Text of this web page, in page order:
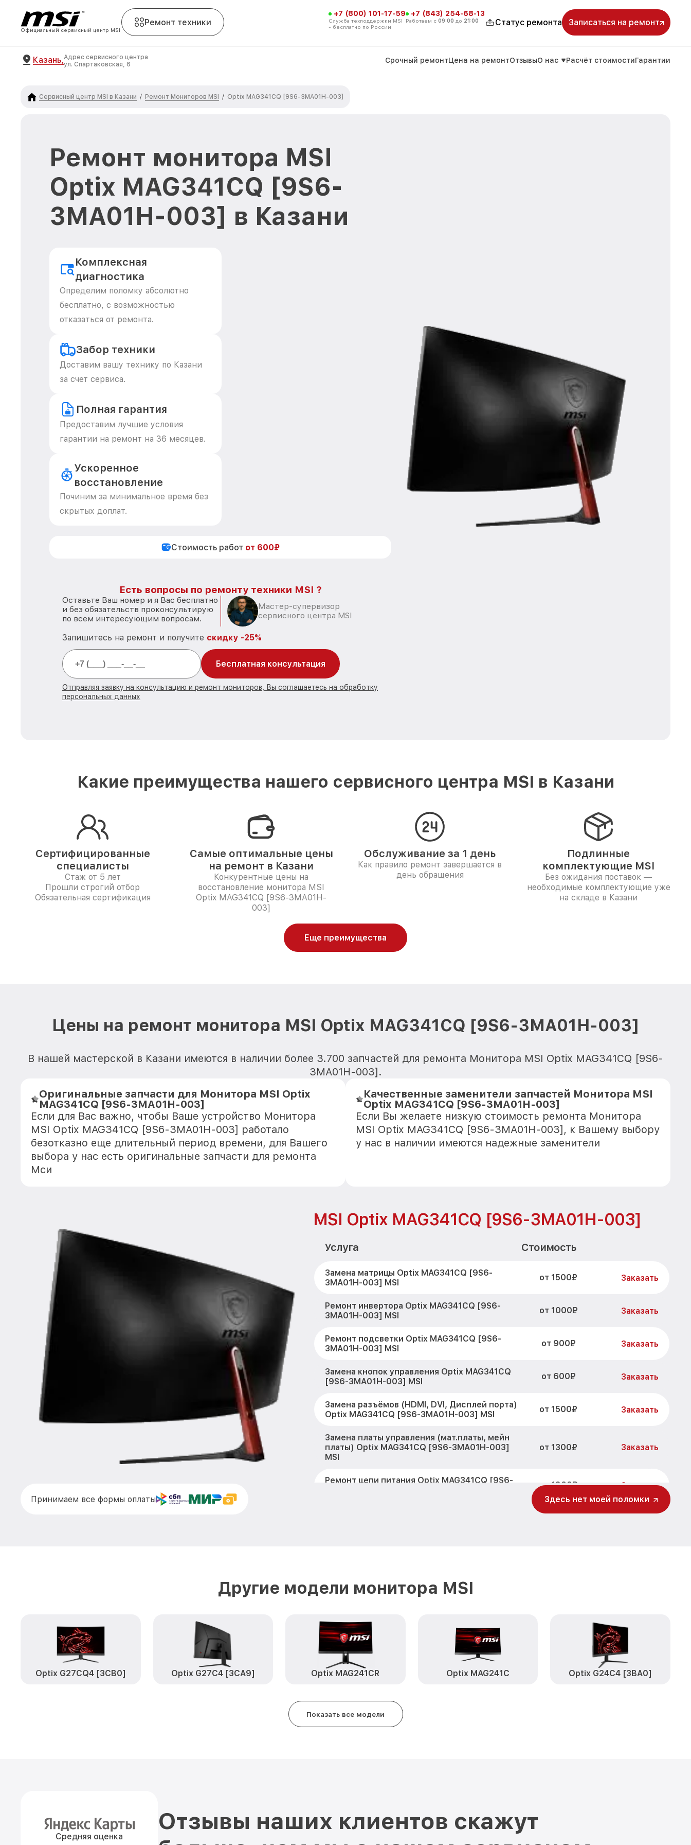
Официальный сервисный центр MSI
Ремонт техники
+7 (800) 101-17-59
Служба техподдержки MSI
- бесплатно по России
+7 (843) 254-68-13
Работаем с 09:00 до 21:00 Статус ремонта Записаться на ремонт
Казань,Адрес сервисного центра
ул. Спартаковская, 6
Срочный ремонтЦена на ремонтОтзывыО нас Расчёт стоимостиГарантии
Сервисный центр MSI в Казани / Ремонт Мониторов MSI / Optix MAG341CQ [9S6-3MA01H-003]
Ремонт монитора MSI
Optix MAG341CQ [9S6-
3MA01H-003] в Казани
Комплексная
диагностика
Определим поломку абсолютно
бесплатно, с возможностью
отказаться от ремонта.
Забор техники
Доставим вашу технику по Казани
за счет сервиса.
Полная гарантия
Предоставим лучшие условия
гарантии на ремонт на 36 месяцев.
Ускоренное
восстановление
Починим за минимальное время без
скрытых доплат.
Стоимость работ от 600₽
Есть вопросы по ремонту техники MSI ?
Оставьте Ваш номер и я Вас бесплатно
и без обязательств проконсультирую
по всем интересующим вопросам.
Мастер-супервизор
сервисного центра MSI
Запишитесь на ремонт и получите скидку -25%
Бесплатная консультация
Отправляя заявку на консультацию и ремонт мониторов, Вы соглашаетесь на обработку
персональных данных
Какие преимущества нашего сервисного центра MSI в Казани
Сертифицированные
специалисты
Стаж от 5 лет
Прошли строгий отбор
Обязательная сертификация
Самые оптимальные цены
на ремонт в Казани
Конкурентные цены на
восстановление монитора MSI
Optix MAG341CQ [9S6-3MA01H-
003]
Обслуживание за 1 день
Как правило ремонт завершается в
день обращения
Подлинные
комплектующие MSI
Без ожидания поставок —
необходимые комплектующие уже
на складе в Казани
Еще преимущества
Цены на ремонт монитора MSI Optix MAG341CQ [9S6-3MA01H-003]
В нашей мастерской в Казани имеются в наличии более 3.700 запчастей для ремонта Монитора MSI Optix MAG341CQ [9S6-
3MA01H-003].
Оригинальные запчасти для Монитора MSI Optix
MAG341CQ [9S6-3MA01H-003]
Если для Вас важно, чтобы Ваше устройство Монитора
MSI Optix MAG341CQ [9S6-3MA01H-003] работало
безотказно еще длительный период времени, для Вашего
выбора у нас есть оригинальные запчасти для ремонта
Мси
Качественные заменители запчастей Монитора MSI
Optix MAG341CQ [9S6-3MA01H-003]
Если Вы желаете низкую стоимость ремонта Монитора
MSI Optix MAG341CQ [9S6-3MA01H-003], к Вашему выбору
у нас в наличии имеются надежные заменители
MSI Optix MAG341CQ [9S6-3MA01H-003]
Услуга Стоимость
Замена матрицы Optix MAG341CQ [9S6-
3MA01H-003] MSI
от 1500₽ Заказать
Ремонт инвертора Optix MAG341CQ [9S6-
3MA01H-003] MSI
от 1000₽ Заказать
Ремонт подсветки Optix MAG341CQ [9S6-
3MA01H-003] MSI
от 900₽ Заказать
Замена кнопок управления Optix MAG341CQ
[9S6-3MA01H-003] MSI
от 600₽ Заказать
Замена разъёмов (HDMI, DVI, Дисплей порта)
Optix MAG341CQ [9S6-3MA01H-003] MSI
от 1500₽ Заказать
Замена платы управления (мат.платы, мейн
платы) Optix MAG341CQ [9S6-3MA01H-003]
MSI
от 1300₽ Заказать
Ремонт цепи питания Optix MAG341CQ [9S6-
от 1800₽ Заказать
Ремонт блока управления Optix MAG341CQ
[9S6-3MA01H-003] MSI
3MA01H-003] MSI
Замена электронных компонентов Optix
MAG341CQ [9S6-3MA01H-003] MSI
Заказать
Принимаем все формы оплаты Здесь нет моей поломки
Другие модели монитора MSI
Optix G27CQ4 [3CB0] Optix G27C4 [3CA9] Optix MAG241CR Optix MAG241C Optix G24C4 [3BA0]
Показать все модели
Средняя оценка
Отзывы наших клиентов скажут